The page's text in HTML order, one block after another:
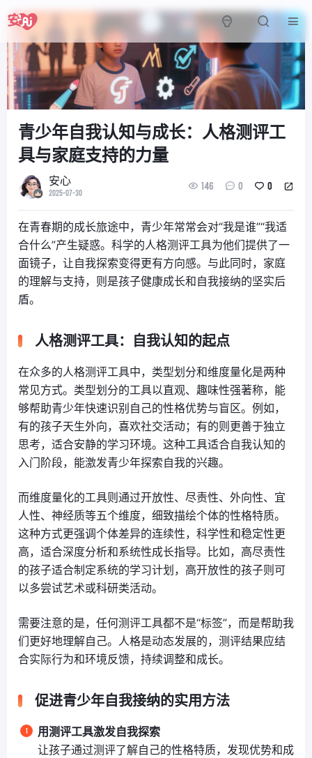
青少年自我认知与成长：人格测评工
具与家庭支持的力量
安心
2025-07-30
146 0 0
在青春期的成长旅途中，青少年常常会对“我是谁”“我适
合什么”产生疑惑。科学的人格测评工具为他们提供了一
面镜子，让自我探索变得更有方向感。与此同时，家庭
的理解与支持，则是孩子健康成长和自我接纳的坚实后
盾。
人格测评工具：自我认知的起点
在众多的人格测评工具中，类型划分和维度量化是两种
常见方式。类型划分的工具以直观、趣味性强著称，能
够帮助青少年快速识别自己的性格优势与盲区。例如，
有的孩子天生外向，喜欢社交活动；有的则更善于独立
思考，适合安静的学习环境。这种工具适合自我认知的
入门阶段，能激发青少年探索自我的兴趣。
而维度量化的工具则通过开放性、尽责性、外向性、宜
人性、神经质等五个维度，细致描绘个体的性格特质。
这种方式更强调个体差异的连续性，科学性和稳定性更
高，适合深度分析和系统性成长指导。比如，高尽责性
的孩子适合制定系统的学习计划，高开放性的孩子则可
以多尝试艺术或科研类活动。
需要注意的是，任何测评工具都不是“标签”，而是帮助我
们更好地理解自己。人格是动态发展的，测评结果应结
合实际行为和环境反馈，持续调整和成长。
促进青少年自我接纳的实用方法
用测评工具激发自我探索
让孩子通过测评了解自己的性格特质，发现优势和成